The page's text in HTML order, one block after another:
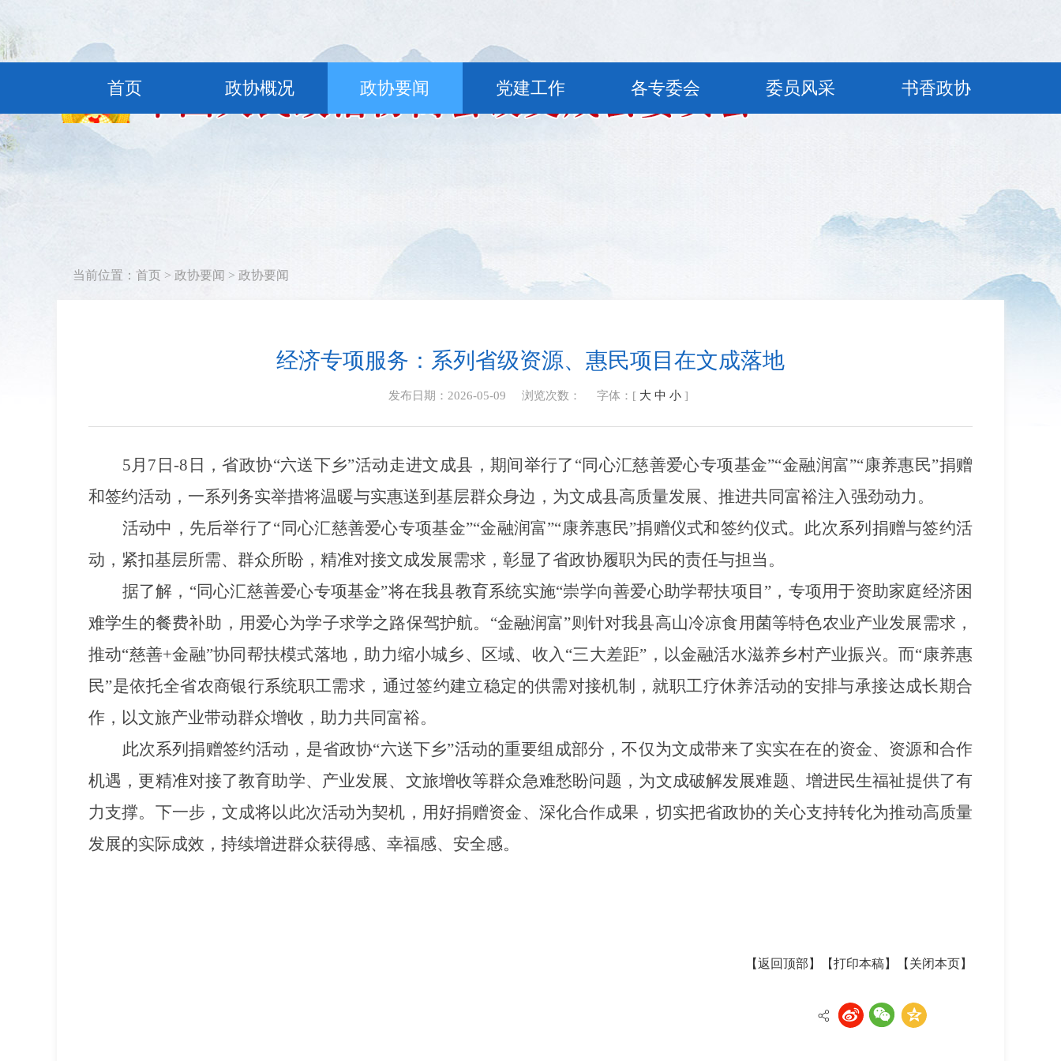
首页 政协概况 政协要闻 党建工作 各专委会 委员风采 书香政协
当前位置： 首页 > 政协要闻 > 政协要闻
经济专项服务：系列省级资源、惠民项目在文成落地
发布日期：2026-05-09 浏览次数： 字体：[ 大 中 小 ]
5月7日-8日 ，省政协“六送下乡”活动走进文成县， 期间举行了 “同心汇慈善爱心专项基金”“金融润富”“康养惠民”捐赠
和签约活动，一系列务实举措将温暖与实惠送到基层群众身边，为文成县高质量发展、推进共同富裕注入强劲动力。
活动中，先后举行了“同心汇慈善爱心专项基金”“金融润富”“康养惠民”捐赠仪式和签约仪式。 此次系列捐赠与签约活
动，紧扣基层所需、群众所盼，精准对接文成发展需求，彰显了省政协履职为民的责任与担当。
据了解， “同心汇慈善爱心专项基金”将在我县教育系统实施“崇学向善爱心助学帮扶项目”，专项用于资助家庭经济困
难学生的餐费补助，用爱心为学子求学之路保驾护航。“金融润富”则针对我县高山冷凉食用菌等特色农业产业发展需求，
推动“慈善+金融”协同帮扶模式落地 ，助力缩小城乡、区域、收入“三大差距”，以金融活水滋养乡村产业振兴。而“康养惠
民”是依托全省农商银行系统职工需求，通过签约建立稳定的供需对接机制，就职工疗休养活动的安排与承接达成长期合
作，以文旅产业带动群众增收，助力共同富裕。
此次系列捐赠签约活动，是省政协“六送下乡”活动的重要组成部分，不仅为文成带来了实实在在的资金、资源和合作
机遇，更精准对接了教育助学、产业发展、文旅增收等群众急难愁盼问题，为文成破解发展难题、增进民生福祉提供了有
力支撑。下一步，文成将以此次活动为契机，用好捐赠资金、深化合作成果，切实把省政协的关心支持转化为推动高质量
发展的实际成效，持续增进群众获得感、幸福感、安全感。
【返回顶部】 【打印本稿】 【关闭本页】